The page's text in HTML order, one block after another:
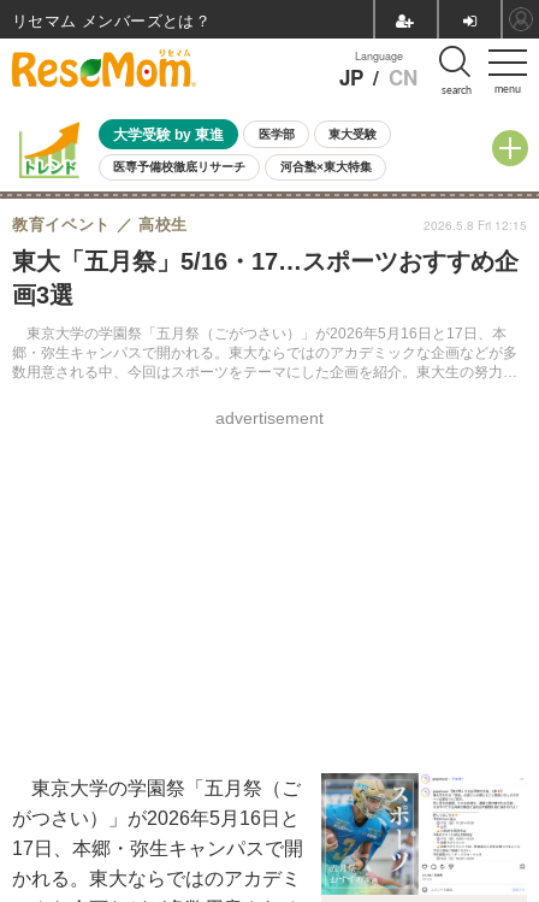
menu
Language
JP / CN search
大学受験 by 東進 医学部 東大受験
医専予備校徹底リサーチ 河合塾×東大特集
親子で考える大学選び 高校受験 中学受験 小学校受験
共通テスト 夏休み
8月開催イベント・WS 全国公立高校 過去問 人気記事
自由研究教材（小学生向け）
東大「五月祭」5/16・17…スポーツおすすめ企
画3選
東京大学の学園祭「五月祭（ごがつさい）」が2026年5月16日と17日、本
郷・弥生キャンパスで開かれる。東大ならではのアカデミックな企画などが多
数用意される中、今回はスポーツをテーマにした企画を紹介。東大生の努力や
教育イベント 高校生
advertisement
2026.5.8 Fri 12:15
東京大学の学園祭「五月祭（ご
がつさい）」が2026年5月16日と
17日、本郷・弥生キャンパスで開
かれる。東大ならではのアカデミ
リセマム メンバーズ